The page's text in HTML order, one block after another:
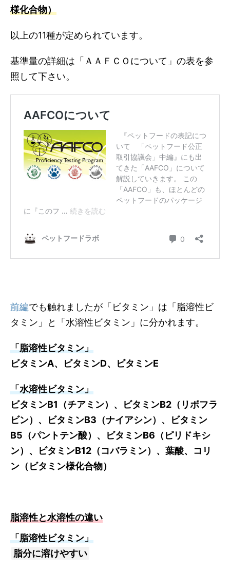
様化合物）
以上の11種が定められています。
基準量の詳細は「ＡＡＦＣＯについて」の表を参
照して下さい。
前編でも触れましたが「ビタミン」は「脂溶性ビ
タミン」と「水溶性ビタミン」に分かれます。
「脂溶性ビタミン」
ビタミンA、ビタミンD、ビタミンE
「水溶性ビタミン」
ビタミンB1（チアミン）、ビタミンB2（リボフラ
ビン）、ビタミンB3（ナイアシン）、ビタミン
B5（パントテン酸）、ビタミンB6（ピリドキシ
ン）、ビタミンB12（コバラミン）、葉酸、コリ
ン（ビタミン様化合物）
脂溶性と水溶性の違い
「脂溶性ビタミン」
脂分に溶けやすい